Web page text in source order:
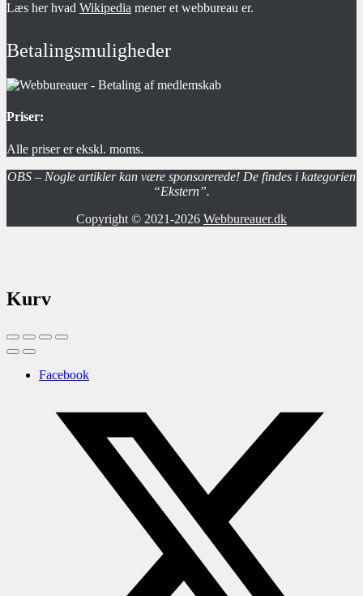
Læs her hvad Wikipedia mener et webbureau er.
Betalingsmuligheder
Priser:
Alle priser er ekskl. moms.
OBS – Nogle artikler kan være sponsorerede! De findes i kategorien
“Ekstern”.
Copyright © 2021-2026 Webbureauer.dk
Kurv
Facebook